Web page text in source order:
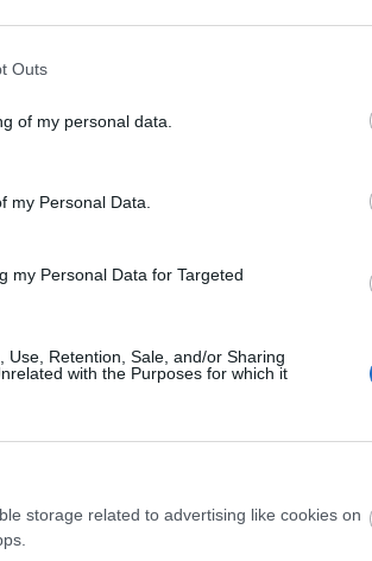
Outs
of my personal data.
my Personal Data.
my Personal Data for Targeted
Use, Retention, Sale, and/or Sharing
with the Purposes for which it
storage related to advertising like cookies on
Örökség Napjai!
mellett szeptember 15-én
170 év után ismét életre kel a Redoute, a
a Vigadó idegenvezetői által. Az 1848-as
a Duna-parti